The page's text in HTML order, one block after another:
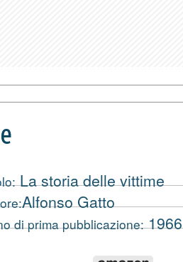
La storia delle vittime
Alfonso Gatto
di prima pubblicazione:1966